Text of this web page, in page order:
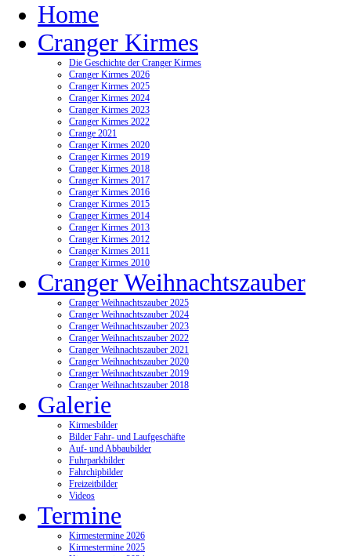
Home
Cranger Kirmes
Die Geschichte der Cranger Kirmes
Cranger Kirmes 2026
Cranger Kirmes 2025
Cranger Kirmes 2024
Cranger Kirmes 2023
Cranger Kirmes 2022
Crange 2021
Cranger Kirmes 2020
Cranger Kirmes 2019
Cranger Kirmes 2018
Cranger Kirmes 2017
Cranger Kirmes 2016
Cranger Kirmes 2015
Cranger Kirmes 2014
Cranger Kirmes 2013
Cranger Kirmes 2012
Cranger Kirmes 2011
Cranger Kirmes 2010
Cranger Weihnachtszauber
Cranger Weihnachtszauber 2025
Cranger Weihnachtszauber 2024
Cranger Weihnachtszauber 2023
Cranger Weihnachtszauber 2022
Cranger Weihnachtszauber 2021
Cranger Weihnachtszauber 2020
Cranger Weihnachtszauber 2019
Cranger Weihnachtszauber 2018
Galerie
Kirmesbilder
Bilder Fahr- und Laufgeschäfte
Auf- und Abbaubilder
Fuhrparkbilder
Fahrchipbilder
Freizeitbilder
Videos
Termine
Kirmestermine 2026
Kirmestermine 2025